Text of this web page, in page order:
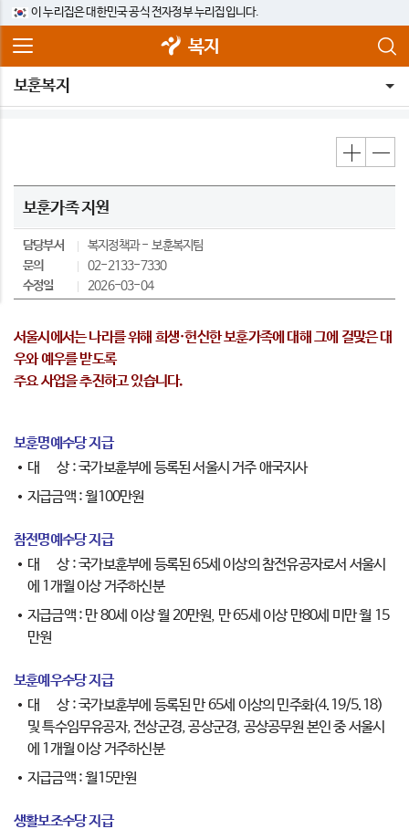
이 누리집은 대한민국 공식 전자정부 누리집입니다.
복지
보훈복지
보훈가족 지원
담당부서 복지정책과
보훈복지팀
문의
02-2133-7330
수정일
2026-03-04
서울시에서는 나라를 위해 희생·헌신한 보훈가족에 대해 그에 걸맞은 대
우와 예우를 받도록
주요 사업을 추진하고 있습니다.
보훈명예수당 지급
대 상 : 국가보훈부에 등록된 서울시 거주 애국지사
지급금액 : 월100만원
참전명예수당 지급
대 상 : 국가보훈부에 등록된 65세 이상의 참전유공자로서 서울시
에 1개월 이상 거주하신분
지급금액 : 만 80세 이상 월 20만원, 만 65세 이상 만80세 미만 월 15
만원
보훈예우수당 지급
대 상 : 국가보훈부에 등록된 만 65세 이상의 민주화(4.19/5.18)
및 특수임무유공자, 전상군경, 공상군경, 공상공무원 본인 중 서울시
에 1개월 이상 거주하신분
지급금액 : 월15만원
생활보조수당 지급